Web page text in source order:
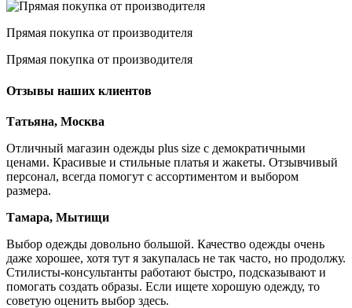
Прямая покупка от производителя
Прямая покупка от производителя
Отзывы наших клиентов
Татьяна, Москва
Отличный магазин одежды plus size с демократичными
ценами. Красивые и стильные платья и жакеты. Отзывчивый
персонал, всегда помогут с ассортиментом и выбором
размера.
Тамара, Мытищи
Выбор одежды довольно большой. Качество одежды очень
даже хорошее, хотя тут я закупалась не так часто, но продолжу.
Стилисты-консультанты работают быстро, подсказывают и
помогать создать образы. Если ищете хорошую одежду, то
советую оценить выбор здесь.